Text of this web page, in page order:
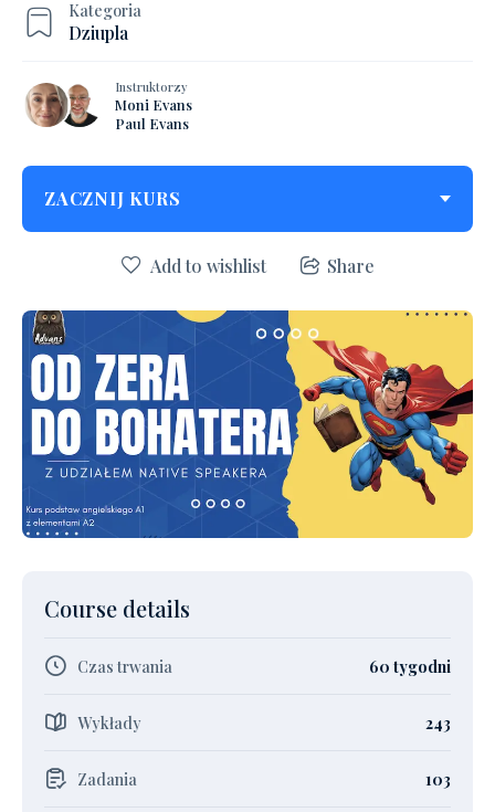
Kategoria
Dziupla
Instruktorzy
Moni Evans
Paul Evans
ZACZNIJ KURS
Add to wishlist Share
Course details
Czas trwania 60 tygodni
Wykłady 243
Zadania 103